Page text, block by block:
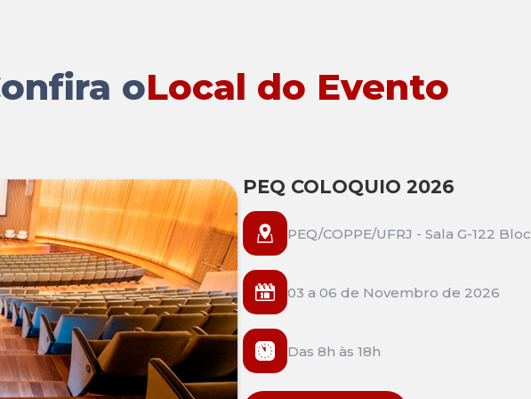
oLocal do Evento
PEQ COLOQUIO 2026
PEQ/COPPE/UFRJ - Sala G-122
03 a 06 de Novembro de 2026
Das 8h às 18h